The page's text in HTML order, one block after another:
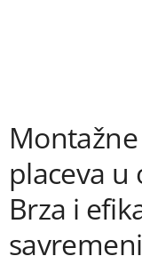
placeva u
Brza i